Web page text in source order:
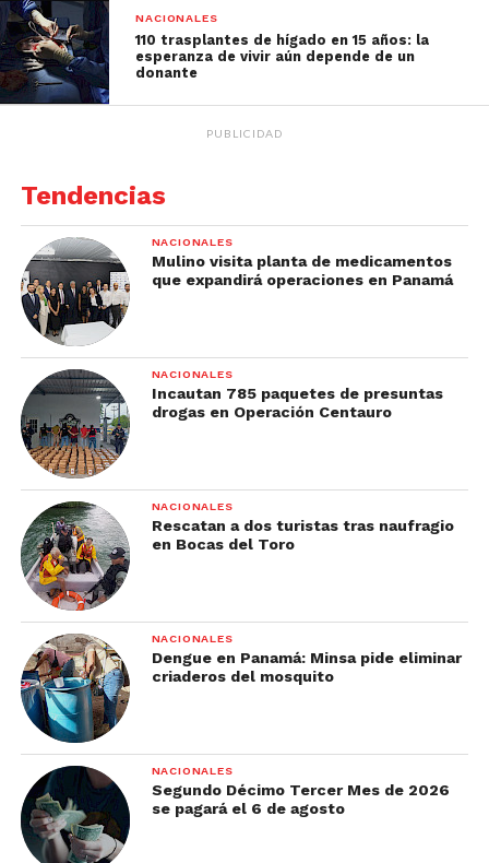
NACIONALES
110 trasplantes de hígado en 15 años: la
esperanza de vivir aún depende de un
donante
PUBLICIDAD
Tendencias
NACIONALES
Mulino visita planta de medicamentos
que expandirá operaciones en Panamá
NACIONALES
Incautan 785 paquetes de presuntas
drogas en Operación Centauro
NACIONALES
Rescatan a dos turistas tras naufragio
en Bocas del Toro
NACIONALES
Dengue en Panamá: Minsa pide eliminar
criaderos del mosquito
NACIONALES
Segundo Décimo Tercer Mes de 2026
se pagará el 6 de agosto